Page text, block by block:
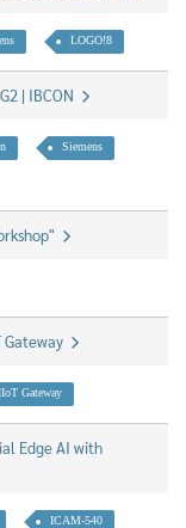
LOGO!8
| IBCON
Siemens
Gateway
Gateway
Edge AI with
ICAM-540